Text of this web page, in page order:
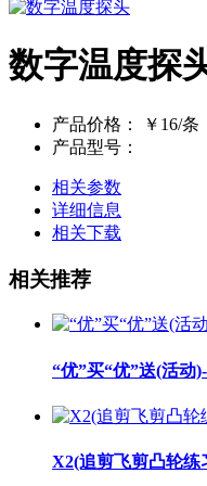
数字温度探
产品价格：
￥16/条
产品型号：
相关参数
详细信息
相关下载
相关推荐
“优”买“优”送(活动
X2(追剪飞剪凸轮练